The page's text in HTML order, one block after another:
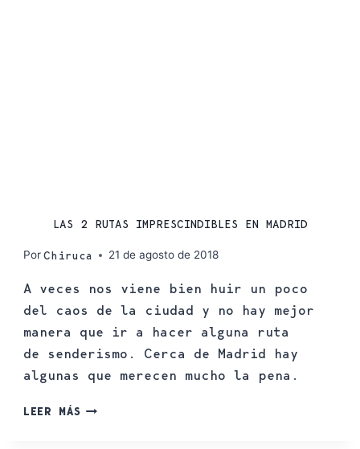
LAS 2 RUTAS IMPRESCINDIBLES EN MADRID
PorChiruca 21 de agosto de 2018
A veces nos viene bien huir un poco
del caos de la ciudad y no hay mejor
manera que ir a hacer alguna ruta
de senderismo. Cerca de Madrid hay
algunas que merecen mucho la pena.
LEER MÁS